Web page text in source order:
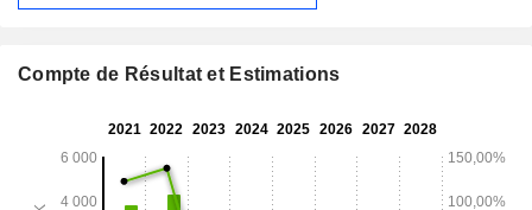
Compte de Résultat et Estimations